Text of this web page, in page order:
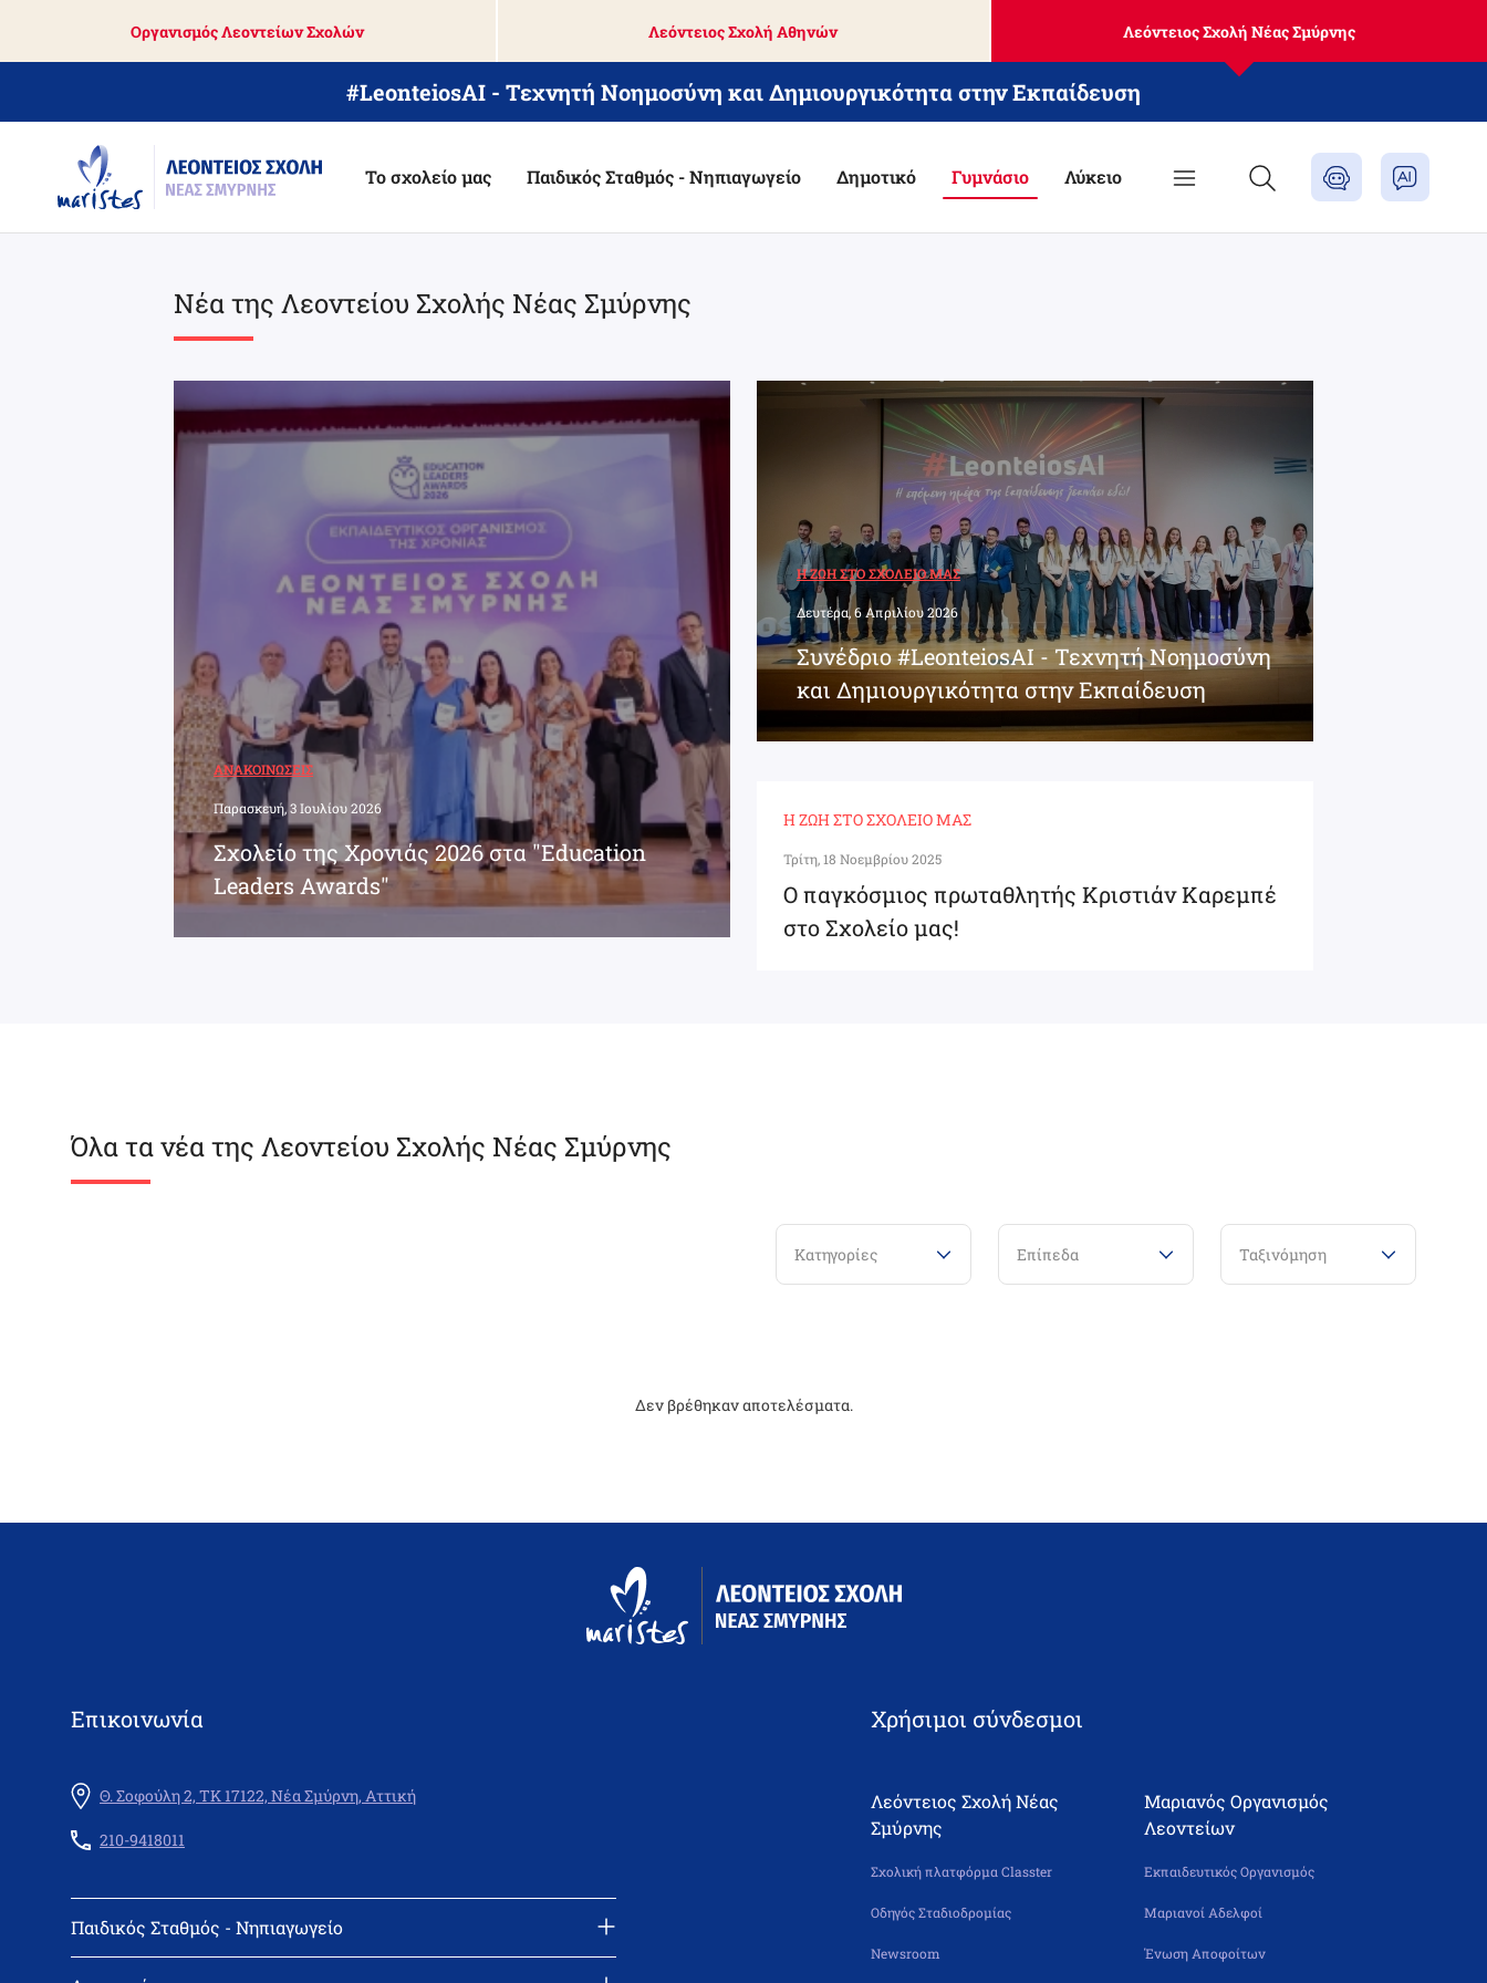
main
Οργανισμός Λεοντείων Σχολών Λεόντειος Σχολή Αθηνών Λεόντειος Σχολή Νέας Σμύρνης
#LeonteiosAI - Τεχνητή Νοημοσύνη και Δημιουργικότητα στην Εκπαίδευση
Το σχολείο μας Παιδικός Σταθμός - Νηπιαγωγείο Δημοτικό Γυμνάσιο Λύκειο
Νέα της Λεοντείου Σχολής Νέας Σμύρνης
ΑΝΑΚΟΙΝΏΣΕΙΣ
Παρασκευή, 3 Ιουλίου 2026
Σχολείο της Χρονιάς 2026 στα "Education
Leaders Awards"
Η ΖΩΉ ΣΤΟ ΣΧΟΛΕΊΟ ΜΑΣ
Δευτέρα, 6 Απριλίου 2026
Συνέδριο #LeonteiosAI - Τεχνητή Νοημοσύνη
και Δημιουργικότητα στην Εκπαίδευση
Η ΖΩΉ ΣΤΟ ΣΧΟΛΕΊΟ ΜΑΣ
Τρίτη, 18 Νοεμβρίου 2025
Ο παγκόσμιος πρωταθλητής Κριστιάν Καρεμπέ
στο Σχολείο μας!
Όλα τα νέα της Λεοντείου Σχολής Νέας Σμύρνης
Κατηγορίες Επίπεδα Ταξινόμηση
Δεν βρέθηκαν αποτελέσματα.
Επικοινωνία
Θ. Σοφούλη 2, ΤΚ 17122, Νέα Σμύρνη, Αττική
210-9418011
Παιδικός Σταθμός - Νηπιαγωγείο
Χρήσιμοι σύνδεσμοι
Λεόντειος Σχολή Νέας
Σμύρνης
Σχολική πλατφόρμα Classter
Οδηγός Σταδιοδρομίας
Newsroom
Μαριανός Οργανισμός
Λεοντείων
Εκπαιδευτικός Οργανισμός
Μαριανοί Αδελφοί
Ένωση Αποφοίτων